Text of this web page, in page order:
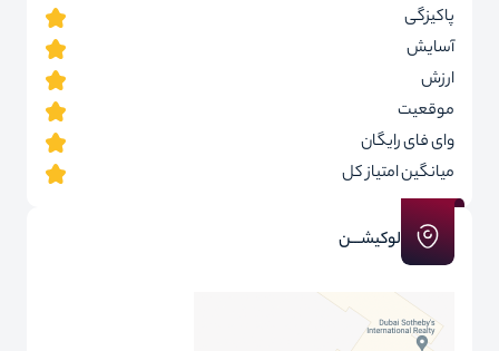
پاکیزگی
آسایش
ارزش
موقعیت
وای فای رایگان
میانگین امتیاز کل
لوکیشـــن